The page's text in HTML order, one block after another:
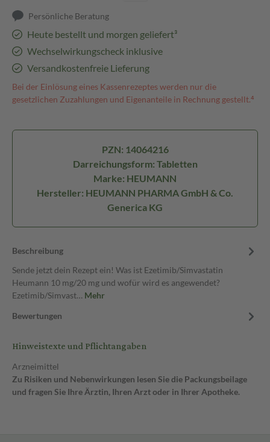
Persönliche Beratung
Heute bestellt und morgen geliefert³
Wechselwirkungscheck inklusive
Versandkostenfreie Lieferung
Bei der Einlösung eines Kassenrezeptes werden nur die
gesetzlichen Zuzahlungen und Eigenanteile in Rechnung gestellt.⁴
PZN: 14064216
Darreichungsform: Tabletten
Marke: HEUMANN
Hersteller: HEUMANN PHARMA GmbH & Co.
Generica KG
Beschreibung
Sende jetzt dein Rezept ein! Was ist Ezetimib/Simvastatin
Heumann 10 mg/20 mg und wofür wird es angewendet?
Ezetimib/Simvast… Mehr
Bewertungen
Hinweistexte und Pflichtangaben
Arzneimittel
Zu Risiken und Nebenwirkungen lesen Sie die Packungsbeilage
und fragen Sie Ihre Ärztin, Ihren Arzt oder in Ihrer Apotheke.